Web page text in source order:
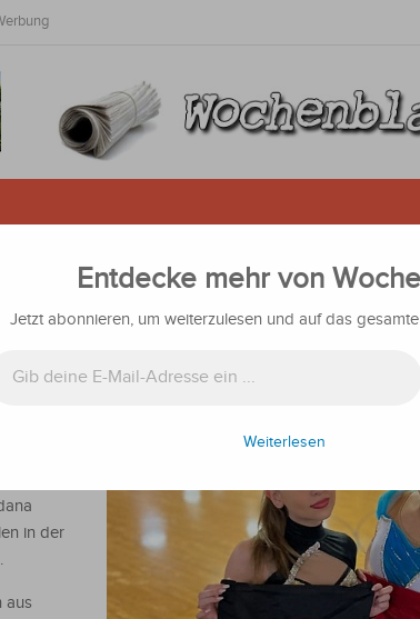
glänzen in den USA
und
in der
aus
Entdecke mehr von
Jetzt abonnieren, um weiterzulesen und auf das
Weiterlesen